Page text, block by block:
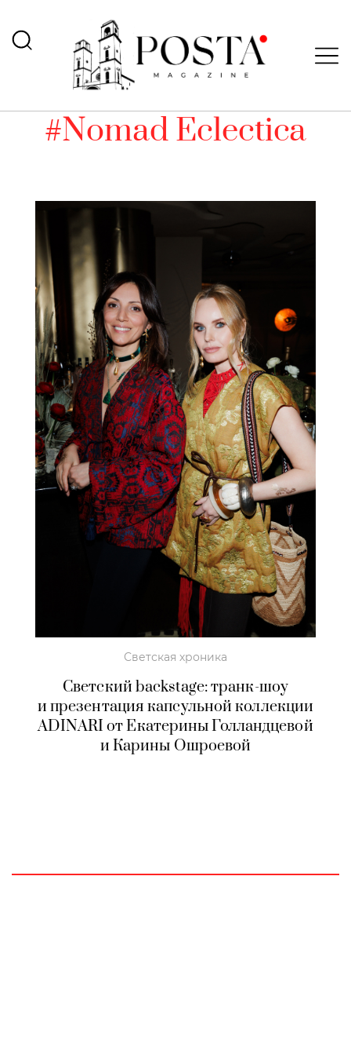
#Nomad Eclectica
Светская хроника
Светский backstage: транк-шоу
и презентация капсульной коллекции
ADINARI от Екатерины Голландцевой
и Карины Ошроевой